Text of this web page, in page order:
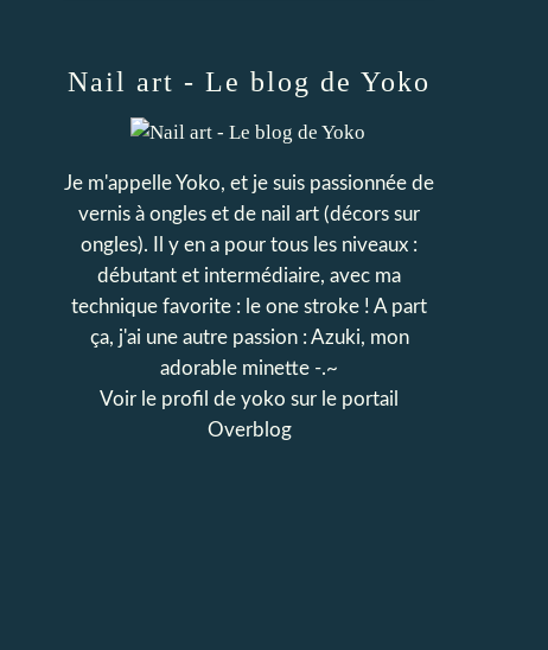
Nail art - Le blog de Yoko
Je m'appelle Yoko, et je suis passionnée de
vernis à ongles et de nail art (décors sur
ongles). Il y en a pour tous les niveaux :
débutant et intermédiaire, avec ma
technique favorite : le one stroke ! A part
ça, j'ai une autre passion : Azuki, mon
adorable minette -.~
Voir le profil de yoko sur le portail
Overblog